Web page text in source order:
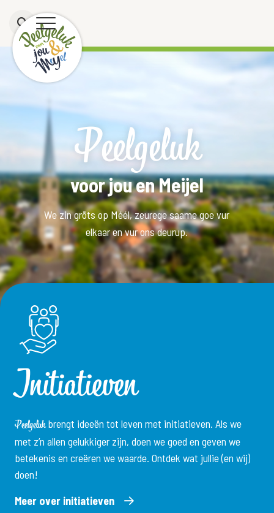
Peelgeluk
voor jou en Meijel
We zin gröts op Méél, zeurege saame goe vur
elkaar en vur ons deurup.
Initiatieven
Peelgelukbrengt ideeën tot leven met initiatieven. Als we
met z’n allen gelukkiger zijn, doen we goed en geven we
betekenis en creëren we waarde. Ontdek wat jullie (en wij)
doen!
Meer over initiatieven